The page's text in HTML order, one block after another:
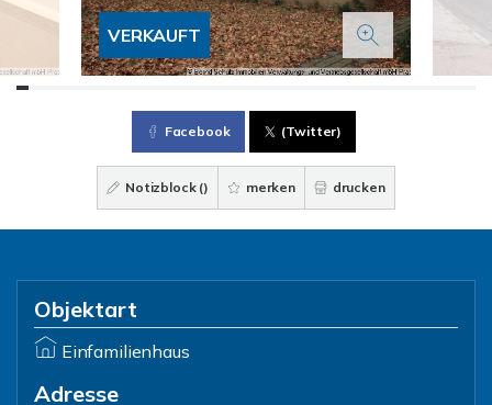
VERKAUFT
Facebook (Twitter)
Notizblock () merken drucken
Objektart
Einfamilienhaus
Adresse